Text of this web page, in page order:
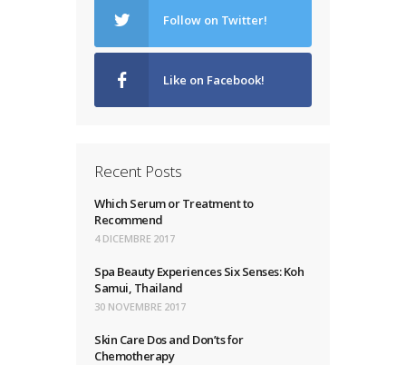
Follow on Twitter!
Like on Facebook!
Recent Posts
Which Serum or Treatment to
Recommend
4 DICEMBRE 2017
Spa Beauty Experiences Six Senses: Koh
Samui, Thailand
30 NOVEMBRE 2017
Skin Care Dos and Don’ts for
Chemotherapy